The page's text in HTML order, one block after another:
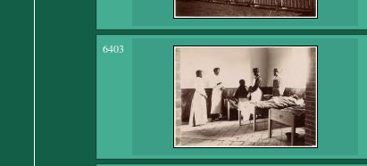
6403